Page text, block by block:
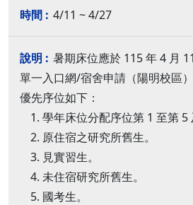
4/11 ~ 4/27
暑期床位應於 115 年 4 月
單一入口網/宿舍申請（陽明校區
優先序位如下：
學年床位分配序位第 1 至第 5
原住宿之研究所舊生。
見實習生。
未住宿研究所舊生。
國考生。